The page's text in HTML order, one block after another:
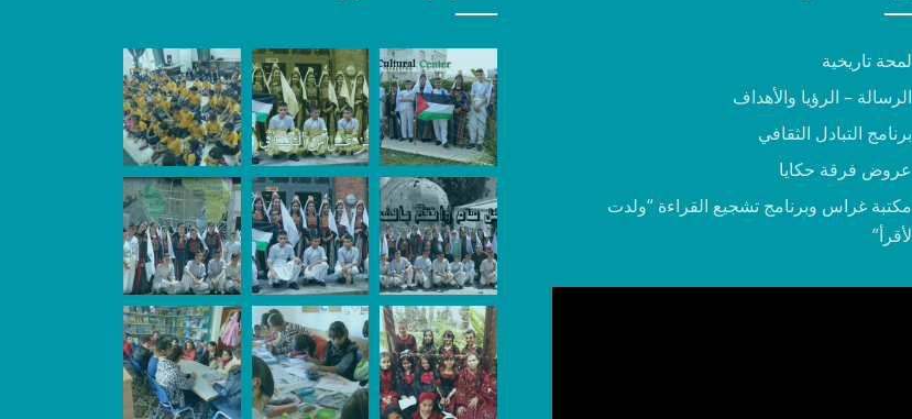
لمحة تاريخية
الرسالة – الرؤيا والأهداف
برنامج التبادل الثقافي
عروض فرقة حكايا
مكتبة غراس وبرنامج تشجيع القراءة “ولدت
لأقرأ”